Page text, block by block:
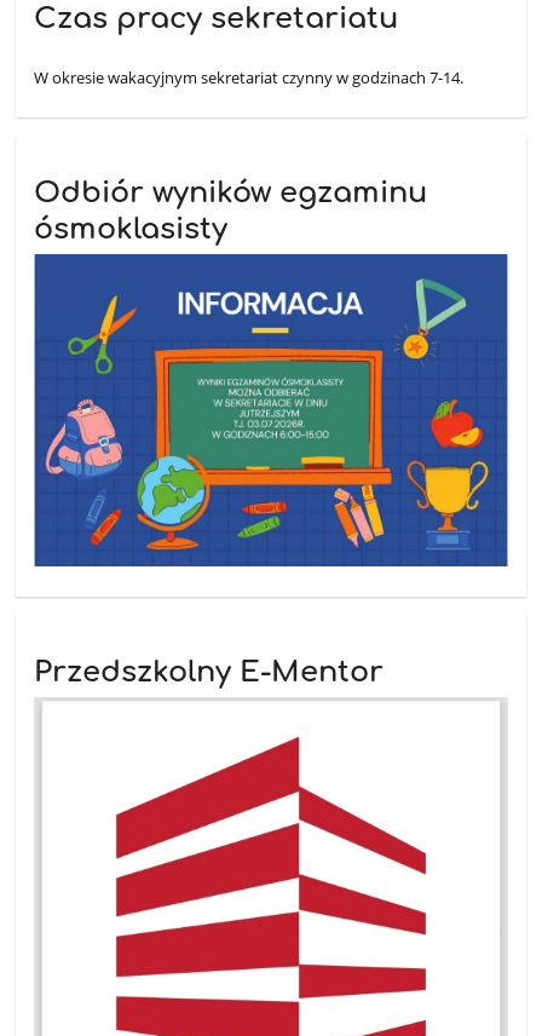
Czas pracy sekretariatu
W okresie wakacyjnym sekretariat czynny w godzinach 7-14.
Odbiór wyników egzaminu
ósmoklasisty
Przedszkolny E-Mentor